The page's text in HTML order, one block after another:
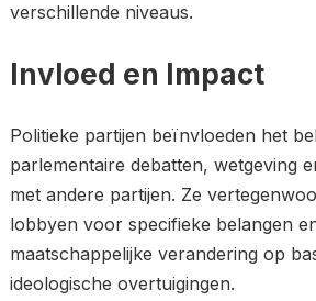
verschillende niveaus.
Invloed en Impact
Politieke partijen beïnvloeden het
parlementaire debatten, wetgeving
met andere partijen. Ze
lobbyen voor specifieke belangen
maatschappelijke verandering op
ideologische overtuigingen.